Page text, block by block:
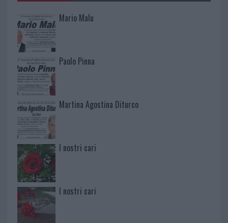
Mario Malu
Paolo Pinna
Martina Agostina Diturco
I nostri cari
I nostri cari